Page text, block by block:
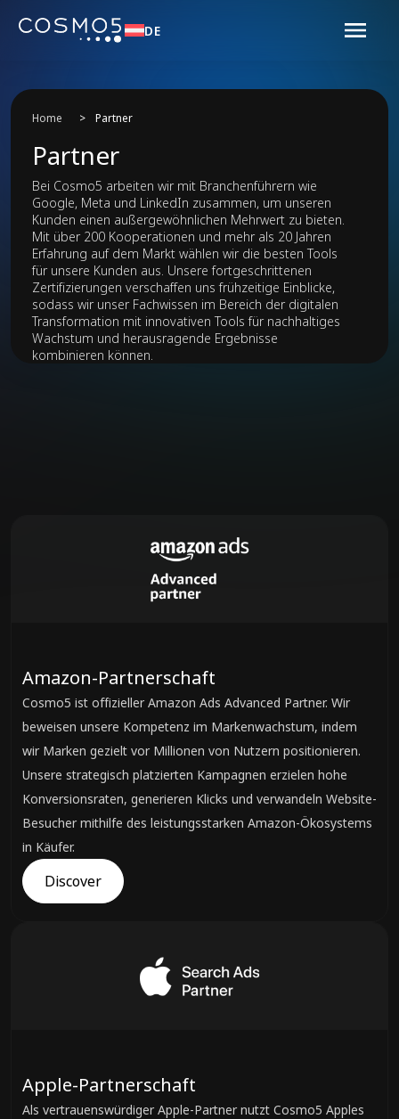
DE
Home > Partner
Partner
Bei Cosmo5 arbeiten wir mit Branchenführern wie
Google, Meta und LinkedIn zusammen, um unseren
Kunden einen außergewöhnlichen Mehrwert zu bieten.
Mit über 200 Kooperationen und mehr als 20 Jahren
Erfahrung auf dem Markt wählen wir die besten Tools
für unsere Kunden aus. Unsere fortgeschrittenen
Zertifizierungen verschaffen uns frühzeitige Einblicke,
sodass wir unser Fachwissen im Bereich der digitalen
Transformation mit innovativen Tools für nachhaltiges
Wachstum und herausragende Ergebnisse
kombinieren können.
Amazon-Partnerschaft
Cosmo5 ist offizieller Amazon Ads Advanced Partner. Wir
beweisen unsere Kompetenz im Markenwachstum, indem
wir Marken gezielt vor Millionen von Nutzern positionieren.
Unsere strategisch platzierten Kampagnen erzielen hohe
Konversionsraten, generieren Klicks und verwandeln Website-
Besucher mithilfe des leistungsstarken Amazon-Ökosystems
in Käufer.
Discover
Apple-Partnerschaft
Als vertrauenswürdiger Apple-Partner nutzt Cosmo5 Apples